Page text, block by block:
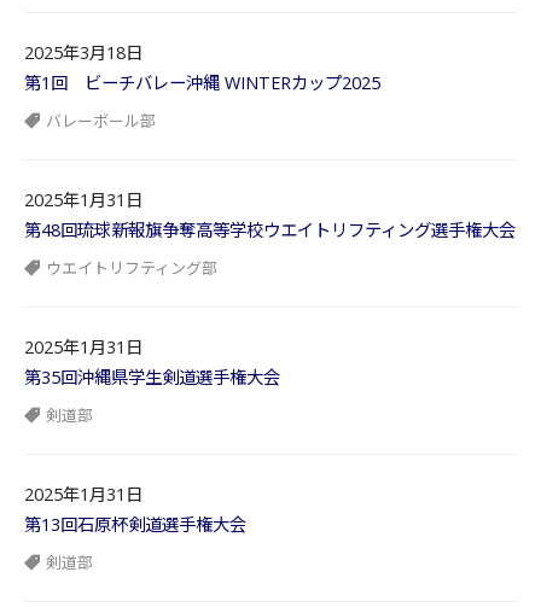
2025年3月18日
第1回 ビーチバレー沖縄 WINTERカップ2025
バレーボール部
2025年1月31日
第48回琉球新報旗争奪高等学校ウエイトリフティング選手権大会
ウエイトリフティング部
2025年1月31日
第35回沖縄県学生剣道選手権大会
剣道部
2025年1月31日
第13回石原杯剣道選手権大会
剣道部